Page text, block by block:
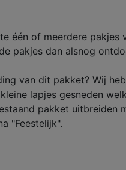
één of meerdere
pakjes dan alsnog
van dit pakket? Wij
lapjes gesneden
pakket uitbreiden
"Feestelijk".